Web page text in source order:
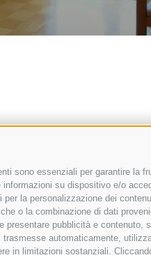
sono essenziali per garantire la
su dispositivo e/o
la personalizzazione dei
o la combinazione di dati
pubblicità e
automaticamente,
in limitazioni sostanziali.